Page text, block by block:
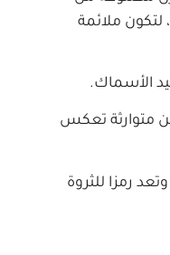
لتكون ملائمة
الأسماك.
متوارثة تعكس
رمزا للثروة